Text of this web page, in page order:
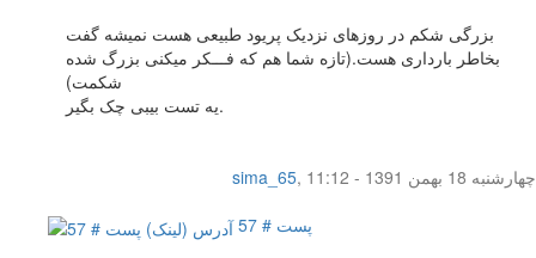
بزرگی شکم در روزهای نزدیک پریود طبیعی هست نمیشه گفت
بخاطر بارداری هست.(تازه شما هم که فـــکر میکنی بزرگ شده
شکمت)
یه تست بیبی چک بگیر.
sima_65,
چهار‌شنبه 18 بهمن 1391 - 11:12
پست # 57